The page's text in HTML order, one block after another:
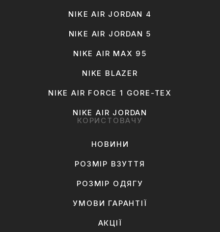
NIKE AIR JORDAN 4
NIKE AIR JORDAN 5
NIKE AIR MAX 95
NIKE BLAZER
NIKE AIR FORCE 1 GORE-TEX
NIKE AIR JORDAN
КОРИСТОВАЧУ
НОВИНИ
РОЗМІР ВЗУТТЯ
РОЗМІР ОДЯГУ
УМОВИ ГАРАНТІЇ
АКЦІЇ